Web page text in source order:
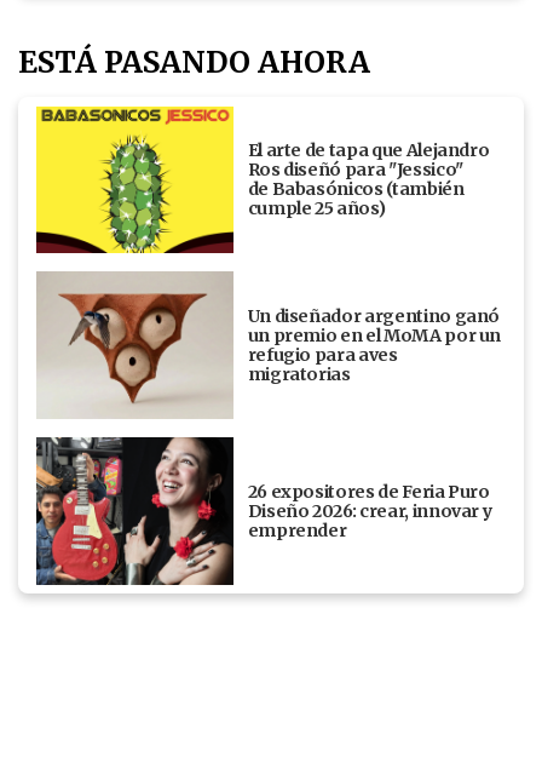
ESTÁ PASANDO AHORA
El arte de tapa que Alejandro
Ros diseñó para "Jessico"
de Babasónicos (también
cumple 25 años)
Un diseñador argentino ganó
un premio en el MoMA por un
refugio para aves
migratorias
26 expositores de Feria Puro
Diseño 2026: crear, innovar y
emprender